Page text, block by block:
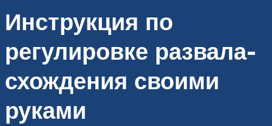
Инструкция по
регулировке развала-
схождения своими
руками